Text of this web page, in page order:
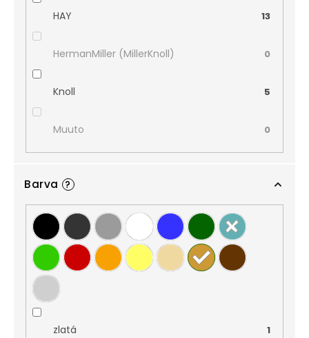
HAY 13
HermanMiller (MillerKnoll) 0
Knoll 5
Muuto 0
Barva ?
zlatá 1